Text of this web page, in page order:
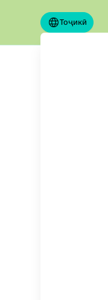
Тоҷикӣ